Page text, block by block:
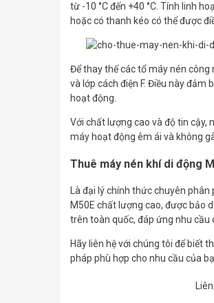
từ -10 °C đến +40 °C. Tính linh
hoặc có thanh kéo có thể được
Để thay thế các tổ máy nén công
và lớp cách điện F. Điều này
hoạt động.
Với chất lượng cao và độ tin cậy,
máy hoạt động êm ái và không
Thuê máy nén khí di động
Là đại lý chính thức chuyên
M50E chất lượng cao, được bảo
trên toàn quốc, đáp ứng nhu cầu
Hãy liên hệ với chúng tôi để biết
pháp phù hợp cho nhu cầu của